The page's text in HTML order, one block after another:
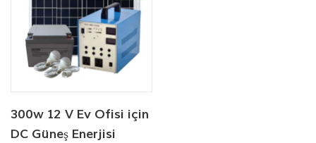
300w 12 V Ev Ofisi için
DC Güneş Enerjisi